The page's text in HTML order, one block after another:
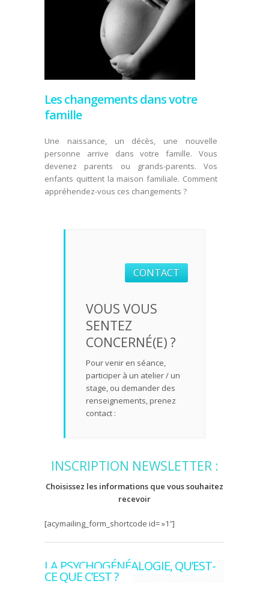
Les changements dans votre
famille
Une naissance, un décès, une nouvelle
personne arrive dans votre famille. Vous
devenez parents ou grands-parents. Vos
enfants quittent la maison familiale. Comment
appréhendez-vous ces changements ?
CONTACT
VOUS VOUS
SENTEZ
CONCERNÉ(E) ?
Pour venir en séance,
participer à un atelier / un
stage, ou demander des
renseignements, prenez
contact :
INSCRIPTION NEWSLETTER :
Choisissez les informations que vous souhaitez
recevoir
[acymailing_form_shortcode id= »1″]
LA PSYCHOGÉNÉALOGIE, QU’EST-
CE QUE C’EST ?